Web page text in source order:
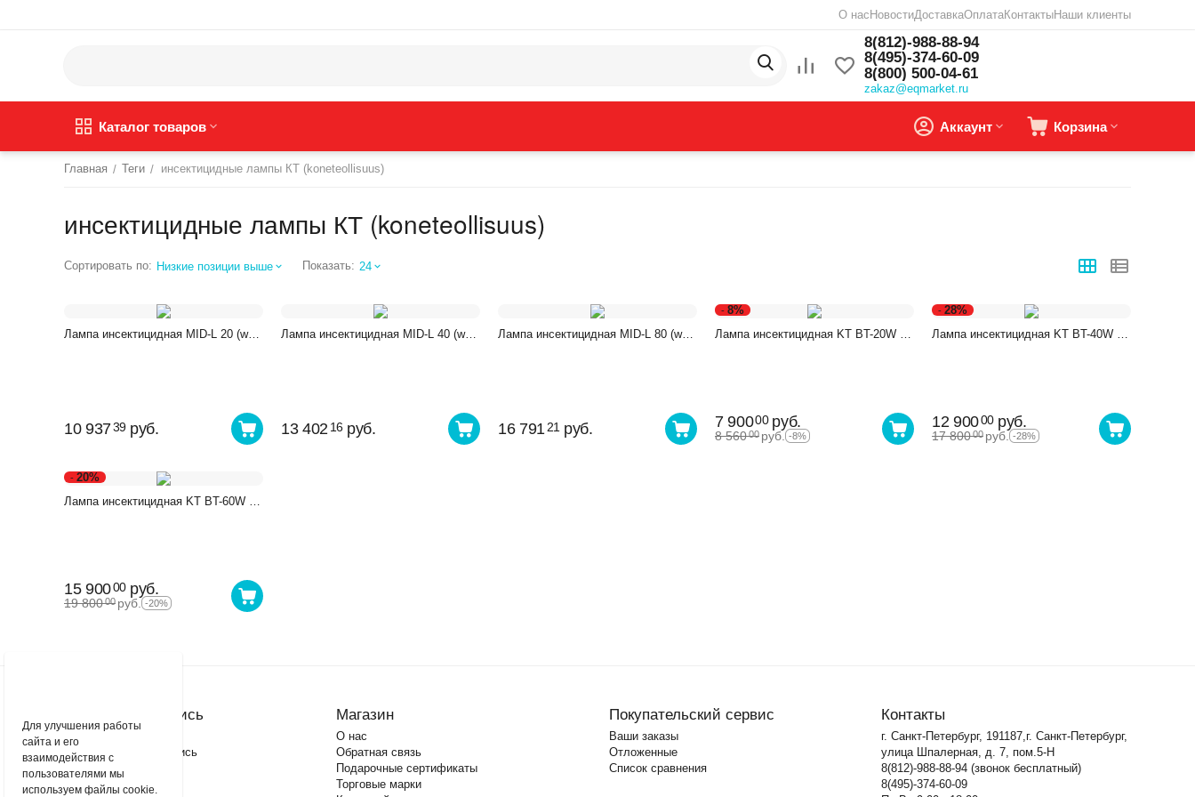
О нас НовостиДоставкаОплатаКонтактыНаши клиенты
8(812)-988-88-94
8(495)-374-60-09
8(800) 500-04-61
zakaz@eqmarket.ru
Каталог товаров Корзина
Аккаунт
Главная / Теги / инсектицидные лампы КТ (koneteollisuus)
инсектицидные лампы КТ (koneteollisuus)
Сортировать по: Низкие позиции выше Показать: 24
Лампа инсектицидная MID-L 20 (we-
10 93739 руб.
Лампа инсектицидная MID-L 40 (we-
13 402 16 руб.
Лампа инсектицидная MID-L 80 (we-
16 791 21 руб.
- 8%
Лампа инсектицидная KT BT-20W (s
7 90000 руб.
8 56000 руб. -8%
- 28%
Лампа инсектицидная KT BT-40W (s
12 90000 руб.
17 80000 руб. -28%
- 20%
Лампа инсектицидная KT BT-60W (s
15 90000 руб.
19 80000 руб. -20%
Моя учетная запись
Войти
Создать учетную запись
Магазин
О нас
Обратная связь
Подарочные сертификаты
Торговые марки
Покупательский сервис
Ваши заказы
Отложенные
Список сравнения
Контакты
г. Санкт-Петербург, 191187,г. Санкт-Петербург,
улица Шпалерная, д. 7, пом.5-Н
8(812)-988-88-94 (звонок бесплатный)
8(495)-374-60-09
Для улучшения работы
сайта и его
взаимодействия с
пользователями мы
используем файлы cookie.